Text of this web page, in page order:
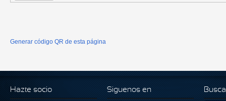
Generar código QR de esta página
Hazte socio Siguenos en